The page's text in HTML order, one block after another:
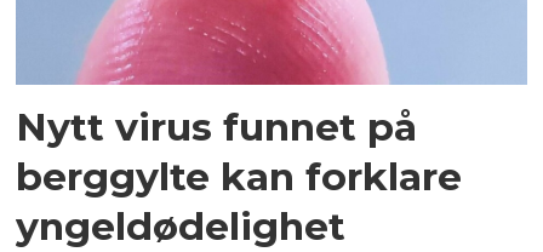
Nytt virus funnet på
berggylte kan forklare
yngeldødelighet